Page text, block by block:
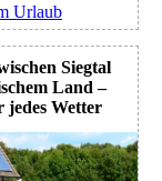
Urlaub
Siegtal
Land –
Wetter